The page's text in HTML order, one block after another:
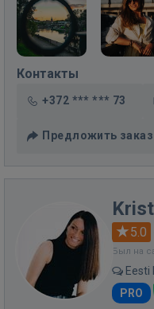
Контакты
+372 *** *** 73
Предложить заказ
5.0
Был на
Eesti
PRO